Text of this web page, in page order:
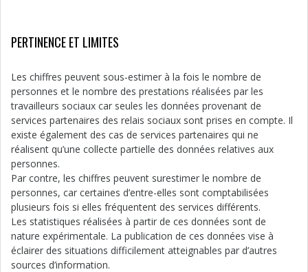
PERTINENCE ET LIMITES
Les chiffres peuvent sous-estimer à la fois le nombre de
personnes et le nombre des prestations réalisées par les
travailleurs sociaux car seules les données provenant de
services partenaires des relais sociaux sont prises en compte. Il
existe également des cas de services partenaires qui ne
réalisent qu’une collecte partielle des données relatives aux
personnes.
Par contre, les chiffres peuvent surestimer le nombre de
personnes, car certaines d’entre-elles sont comptabilisées
plusieurs fois si elles fréquentent des services différents.
Les statistiques réalisées à partir de ces données sont de
nature expérimentale. La publication de ces données vise à
éclairer des situations difficilement atteignables par d’autres
sources d’information.